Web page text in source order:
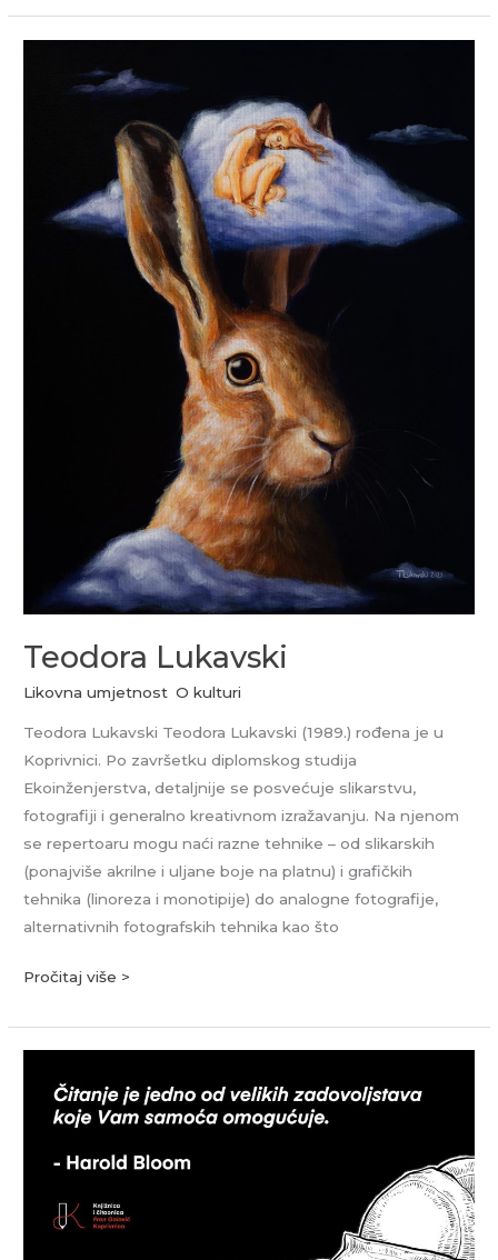
Teodora Lukavski
Likovna umjetnost ,O kulturi
Teodora Lukavski Teodora Lukavski (1989.) rođena je u
Koprivnici. Po završetku diplomskog studija
Ekoinženjerstva, detaljnije se posvećuje slikarstvu,
fotografiji i generalno kreativnom izražavanju. Na njenom
se repertoaru mogu naći razne tehnike – od slikarskih
(ponajviše akrilne i uljane boje na platnu) i grafičkih
tehnika (linoreza i monotipije) do analogne fotografije,
alternativnih fotografskih tehnika kao što
Lukavski
Pročitaj više >
Ivanović